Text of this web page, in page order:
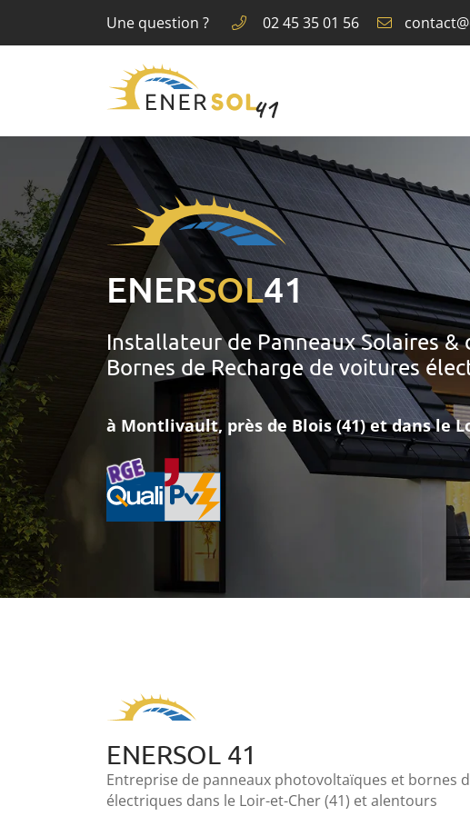
Une question ? 02 45 35 01 56
8 rue du Noyer Goujon
41350 Montlivault
Adresse email de réception
 Recopier le code ci-contre
Rafraîchir le captcha
En cochant cette case, vous consentez à recevoir nos propositions commerciales à
l'adresse email indiqué ci-dessus. Vous pouvez vous désinscrire à tout moment en
le formulaire de désinscription
Inscription
ENERSOL41
LE PARTENAIRE
pour protéger & améliorer votre
Spécialiste des travaux de toiture, isolation
Dans le Loir-et-Cher (41) et à Blois
ENERSOL 41
Entreprise de panneaux photovoltaïques et bornes
électriques dans le Loir-et-Cher (41) et alentours